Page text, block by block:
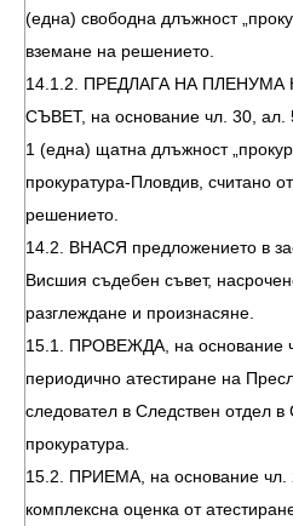
(една) свободна длъжност
вземане на решението.
14.1.2. ПРЕДЛАГА НА
СЪВЕТ, на основание чл. 30,
1 (една) щатна длъжност
прокуратура-Пловдив, считано
решението.
14.2. ВНАСЯ предложението в
Висшия съдебен съвет,
разглеждане и произнасяне.
15.1. ПРОВЕЖДА, на основание
периодично атестиране на
следовател в Следствен отдел
прокуратура.
15.2. ПРИЕМА, на основание чл.
комплексна оценка от